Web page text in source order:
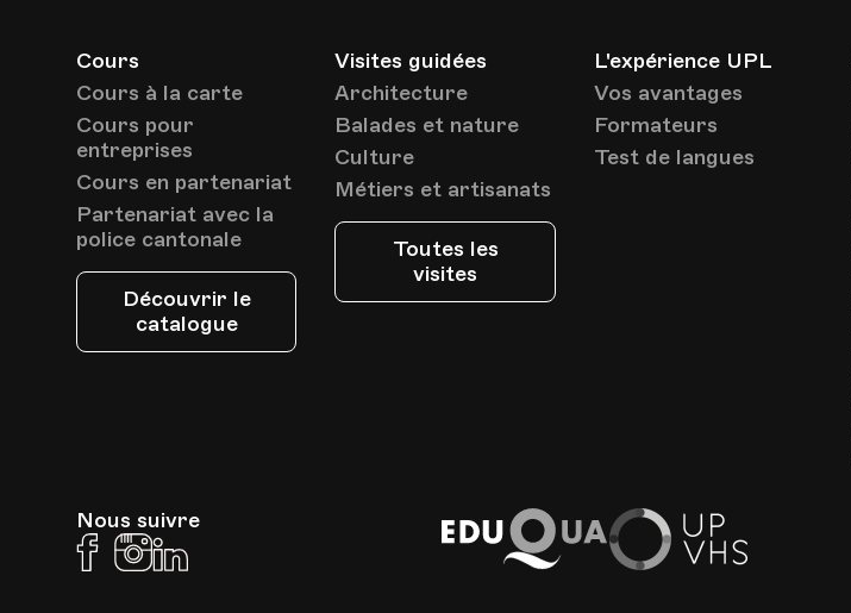
Heure
18.00 LieuPédagogique
1005, Lausanne
Av. de Cour 33
Cours
Cours à la carte
Cours pour
entreprises
Cours en partenariat
Partenariat avec la
police cantonale
Découvrir le
catalogue
Visites guidées
Architecture
Balades et nature
Culture
Métiers et artisanats
Toutes les
visites
L'expérience UPL
Vos avantages
Formateurs
Test de langues
Nous suivre
FacebookInstagram
EduQua